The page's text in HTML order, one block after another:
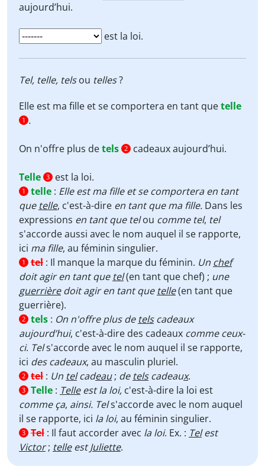
aujourd’hui.
est la loi.
Tel, telle, telsou telles?
Elle est ma fille et se comportera en tant quetelle
1 .
On n'offre plus detels 2 cadeaux aujourd’hui.
Telle 3 est la loi.
1 telle : Elle est ma fille et se comportera en tant
que telle, c'est-à-dire en tant que ma fille. Dans les
expressions en tant que telou comme tel, tel
s'accorde aussi avec le nom auquel il se rapporte,
ici ma fille, au féminin singulier.
1 tel : Il manque la marque du féminin. Un chef
doit agir en tant que tel(en tant que chef) ; une
guerrièredoit agir en tant que telle(en tant que
guerrière).
2 tels : On n'offre plus de telscadeaux
aujourd’hui, c'est-à-dire des cadeaux comme ceux-
ci. Tels'accorde avec le nom auquel il se rapporte,
ici des cadeaux, au masculin pluriel.
2 tel : Un telcadeau ; de telscadeaux.
3 Telle : Telleest la loi, c'est-à-dire la loi est
comme ça, ainsi. Tels'accorde avec le nom auquel
il se rapporte, ici la loi, au féminin singulier.
3 Tel : Il faut accorder avec la loi. Ex. : Telest
Victor; telleestJuliette.